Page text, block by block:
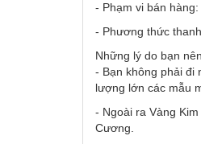
- Phạm vi bán
- Phương thức
Những lý do bạn
- Bạn không phải đi
lượng lớn các mẫu
- Ngoài ra Vàng
Cương.